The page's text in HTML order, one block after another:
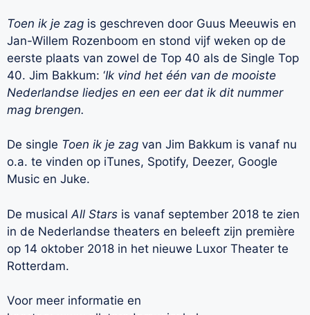
Toen ik je zag is geschreven door Guus Meeuwis en
Jan-Willem Rozenboom en stond vijf weken op de
eerste plaats van zowel de Top 40 als de Single Top
40. Jim Bakkum: ‘Ik vind het één van de mooiste
Nederlandse liedjes en een eer dat ik dit nummer
mag brengen.
De single Toen ik je zag van Jim Bakkum is vanaf nu
o.a. te vinden op iTunes, Spotify, Deezer, Google
Music en Juke.
De musical All Stars is vanaf september 2018 te zien
in de Nederlandse theaters en beleeft zijn première
op 14 oktober 2018 in het nieuwe Luxor Theater te
Rotterdam.
Voor meer informatie en